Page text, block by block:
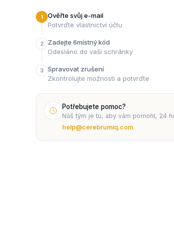
1
Ověřte svůj e-mail
Potvrďte vlastnictví účtu
2
Zadejte 6místný kód
Odesláno do vaší schránky
3
Spravovat zrušení
Zkontrolujte možnosti a potvrďte
Potřebujete pomoc?
Náš tým je tu, aby vám pomohl, 24
help@cerebrumiq.com